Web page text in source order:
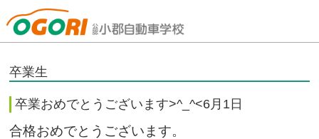
山口県小郡自動車学校
卒業生
卒業おめでとうございます>^_^<6月1日
合格おめでとうございます。